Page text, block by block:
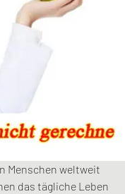
Menschen weltweit
das tägliche Leben